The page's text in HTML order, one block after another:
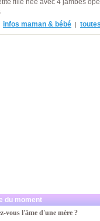
fille née avec 4 jambes
infos maman & bébé |
du moment
vous l'âme d'une mère ?